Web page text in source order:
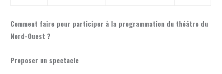
Comment faire pour participer à la programmation du théâtre du
Nord-Ouest ?
Proposer un spectacle